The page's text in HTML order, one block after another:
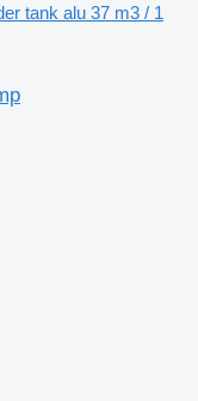
tank alu 37 m3 / 1